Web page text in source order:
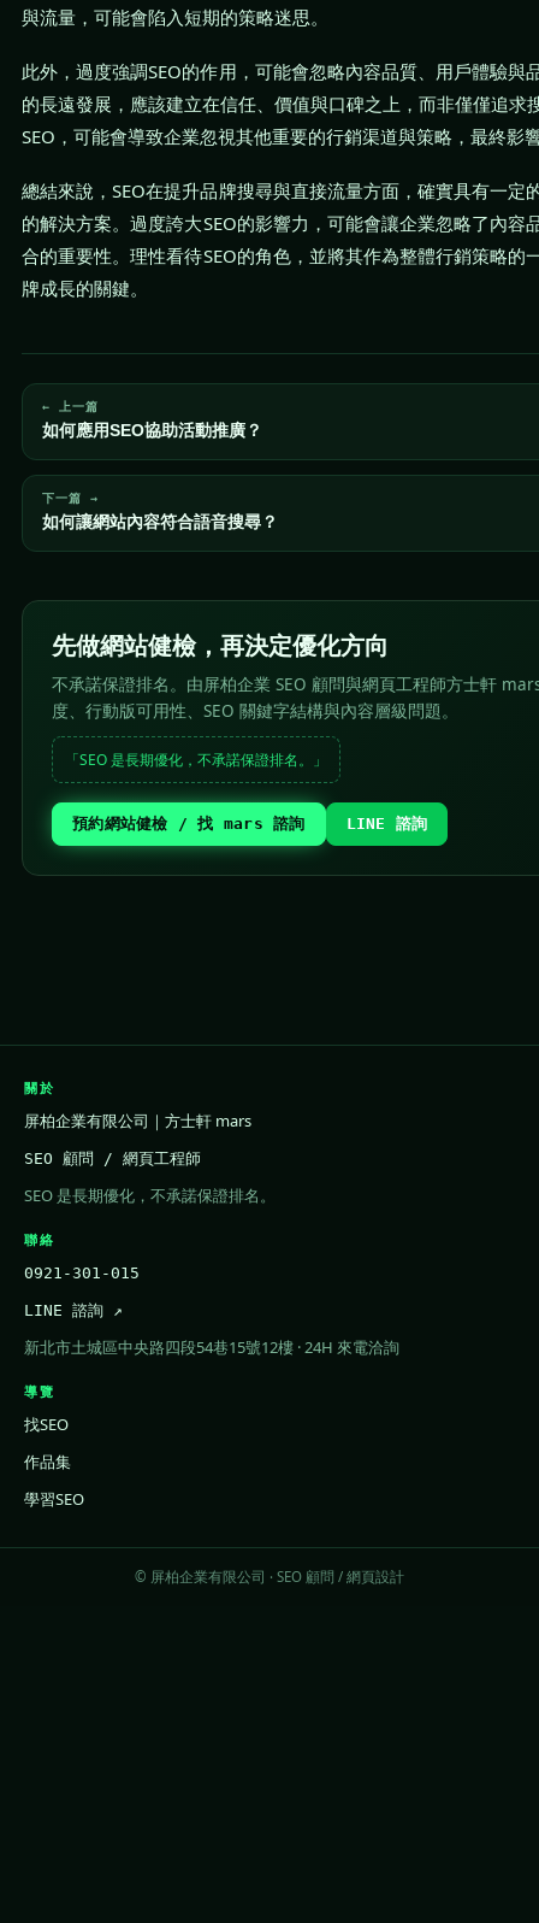
與流量，可能會陷入短期的策略迷思。
此外，過度強調SEO的作用，可能會忽略內容品質、用戶體驗與
的長遠發展，應該建立在信任、價值與口碑之上，而非僅僅追求
SEO，可能會導致企業忽視其他重要的行銷渠道與策略，最終影
總結來說，SEO在提升品牌搜尋與直接流量方面，確實具有一定
的解決方案。過度誇大SEO的影響力，可能會讓企業忽略了內容
合的重要性。理性看待SEO的角色，並將其作為整體行銷策略的
牌成長的關鍵。
← 上一篇
如何應用SEO協助活動推廣？
下一篇 →
如何讓網站內容符合語音搜尋？
先做網站健檢，再決定優化方向
不承諾保證排名。由屏柏企業 SEO 顧問與網頁工程師方士軒
度、行動版可用性、SEO 關鍵字結構與內容層級問題。
「SEO 是長期優化，不承諾保證排名。」
預約網站健檢 / 找 mars 諮詢 LINE 諮詢
關於
屏柏企業有限公司｜方士軒 mars
SEO 顧問 / 網頁工程師
SEO 是長期優化，不承諾保證排名。
聯絡
0921-301-015
LINE 諮詢 ↗
新北市土城區中央路四段54巷15號12樓 · 24H 來電洽詢
導覽
找SEO
作品集
學習SEO
© 屏柏企業有限公司 · SEO 顧問 / 網頁設計